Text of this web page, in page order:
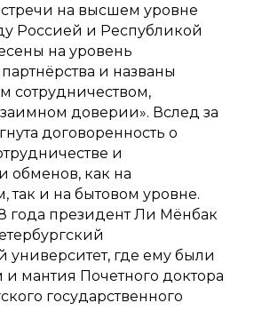
на высшем уровне
Россией и Республикой
на уровень
и названы
сотрудничеством,
доверии». Вслед за
договоренность о
и
обменов, как на
так и на бытовом уровне.
года президент Ли Мёнбак
университет, где ему были
мантия Почетного доктора
государственного